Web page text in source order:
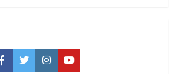
Facebook
TwitterInstagramYouTube